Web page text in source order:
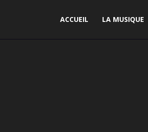
ACCUEIL LA MUSIQUE